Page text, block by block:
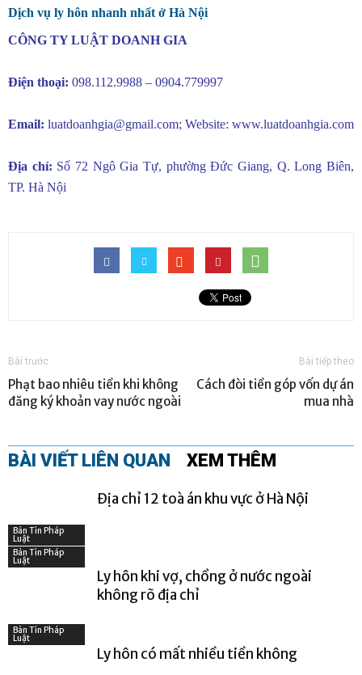
Dịch vụ ly hôn nhanh nhất ở Hà Nội
CÔNG TY LUẬT DOANH GIA
Điện thoại: 098.112.9988 – 0904.779997
Email: luatdoanhgia@gmail.com; Website: www.luatdoanhgia.com
Địa chỉ: Số 72 Ngô Gia Tự, phường Đức Giang, Q. Long Biên,
TP. Hà Nội
Bài trước
Phạt bao nhiêu tiền khi không
đăng ký khoản vay nước ngoài
Bài tiếp theo
Cách đòi tiền góp vốn dự án
mua nhà
BÀI VIẾT LIÊN QUAN XEM THÊM
Bản Tin Pháp
Luật
Địa chỉ 12 toà án khu vực ở Hà Nội
Bản Tin Pháp
Luật
Ly hôn khi vợ, chồng ở nước ngoài
không rõ địa chỉ
Bản Tin Pháp
Luật
Ly hôn có mất nhiều tiền không